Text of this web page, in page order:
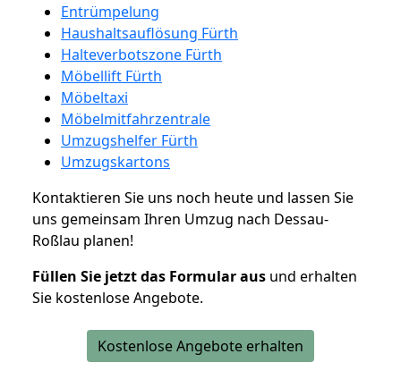
Entrümpelung
Haushaltsauflösung Fürth
Halteverbotszone Fürth
Möbellift Fürth
Möbeltaxi
Möbelmitfahrzentrale
Umzugshelfer Fürth
Umzugskartons
Kontaktieren Sie uns noch heute und lassen Sie
uns gemeinsam Ihren Umzug nach Dessau-
Roßlau planen!
Füllen Sie jetzt das Formular aus und erhalten
Sie kostenlose Angebote.
Kostenlose Angebote erhalten